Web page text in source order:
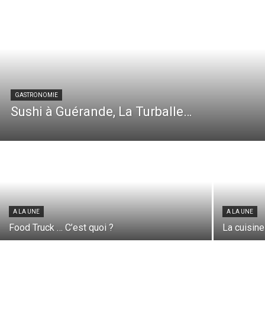
GASTRONOMIE
Sushi à Guérande, La Turballe…
A LA UNE
Food Truck … C’est quoi ?
A LA UNE
La